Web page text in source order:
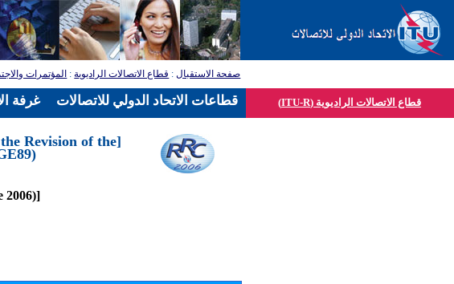
صفحة الاستقبال: قطاع الاتصالات الراديوية: المؤتمرات
قطاع الاتصالات الراديوية (ITU-R)
Revision of the
[(Geneva, Switzerland, 15 May-16 June 2006)]
غرفة قطاعات الاتحاد الدولي للاتصالات